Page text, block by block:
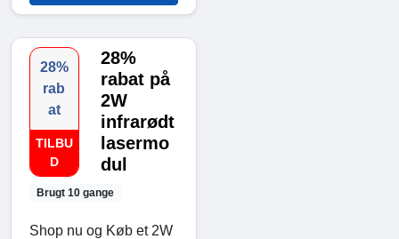
28%
rab
at
TILBU
D
Brugt 10 gange
28%
rabat på
2W
infrarødt
lasermo
dul
Shop nu og Køb et 2W